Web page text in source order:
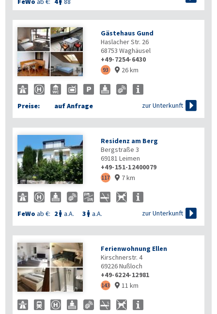


Gästehaus Gund
Haslacher Str. 26
68753 Waghäusel
+49-7254-6430
93  26 km
Preise: auf Anfrage zur Unterkunft 
Residenz am Berg
Bergstraße 3
69181 Leimen
+49-151-12400079
117  7 km
FeWo ab €: 2  a.A. 3  a.A. zur Unterkunft 
Ferienwohnung Ellen
Kirschnerstr. 4
69226Nußloch
+49-6224-12981
143  11 km